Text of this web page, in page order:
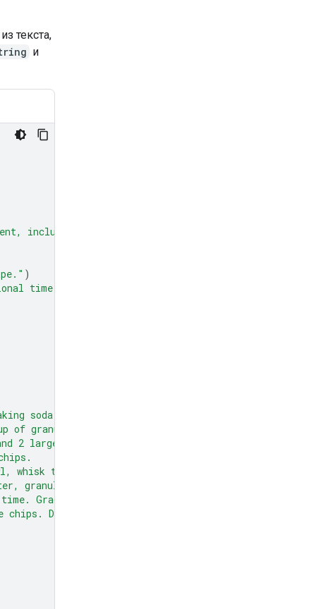
текста,
и
including units."
)
time in minutes to prepare the recipe."
soda,
of granulated sugar,
2 large eggs.
whisk together the flour,
granulated sugar, and brown sugar
Gradually beat in the dry
Drop by rounded tablespoons